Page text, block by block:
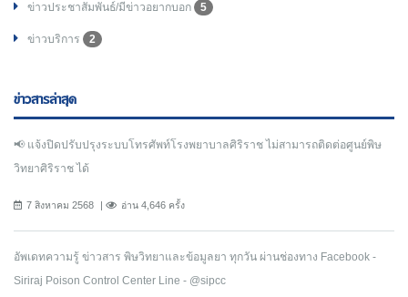
ข่าวประชาสัมพันธ์/มีข่าวอยากบอก 5
ข่าวบริการ 2
ข่าวสารล่าสุด
📢 แจ้งปิดปรับปรุงระบบโทรศัพท์โรงพยาบาลศิริราช ไม่สามารถติดต่อศูนย์พิษ
วิทยาศิริราช ได้
7 สิงหาคม 2568 อ่าน 4,646 ครั้ง
อัพเดทความรู้ ข่าวสาร พิษวิทยาและข้อมูลยา ทุกวัน ผ่านช่องทาง Facebook -
Siriraj Poison Control Center Line - @sipcc